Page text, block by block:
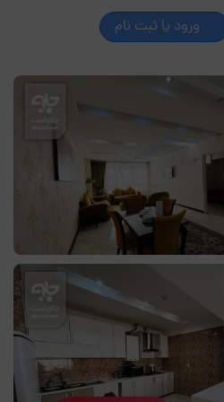
ورود یا ثبت نام